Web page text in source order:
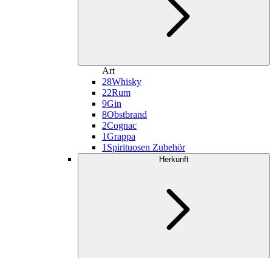
Art
28Whisky
22Rum
9Gin
8Obstbrand
2Cognac
1Grappa
1 Spirituosen Zubehör
Herkunft